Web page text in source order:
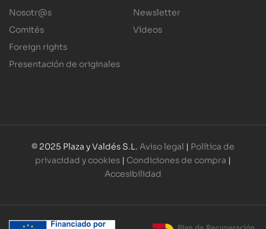
Nosotr@s
Comités
Foreign rights
Presentación de originales
Newsletter
Vídeos
© 2025 Plaza y Valdés S.L. Aviso legal | Política de
privacidad y cookies | Condiciones de compra |
Accesibilidad